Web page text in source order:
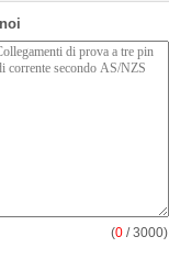
(0 / 3000)